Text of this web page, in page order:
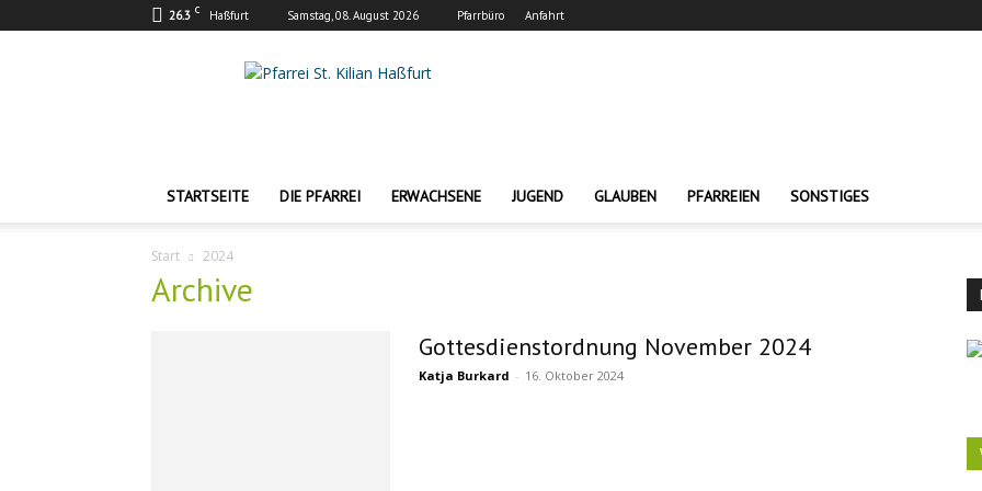
26.3 C Haßfurt Samstag, 08. August 2026 Pfarrbüro Anfahrt
Pfarrei
STARTSEITE DIE PFARREI ERWACHSENE JUGEND GLAUBEN PFARREIEN SONSTIGES
Start 2024
Archive
Gottesdienstordnung November 2024
Katja Burkard - 16. Oktober 2024